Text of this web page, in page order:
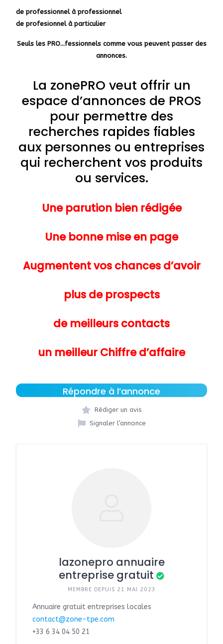
de professionnel à professionnel
de profesionnel à particulier
Seuls les PRO…fessionnels comme vous peuvent passer des
annonces.
La zonePRO veut offrir un
espace d’annonces de PROS
pour permettre des
recherches rapides fiables
aux personnes ou entreprises
qui recherchent vos produits
ou services.
Une parution bien rédigée
Une bonne mise en page
Augmentent vos chances d’avoir
plus de prospects
de meilleurs contacts
un meilleur Chiffre d’affaire
Répondre à l’annonce
Rédiger un avis
Signaler l’annonce
lazonepro annuaire
entreprise gratuit
MEMBRE DEPUIS 21 MAI 2023
Annuaire gratuit entreprises locales
contact@zone-tpe.com
+33 6 34 04 50 21